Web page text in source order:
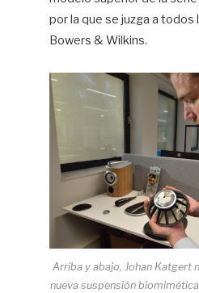
por la que se juzga a
Bowers & Wilkins.
Arriba y abajo, Johan Katgert
nueva suspensión